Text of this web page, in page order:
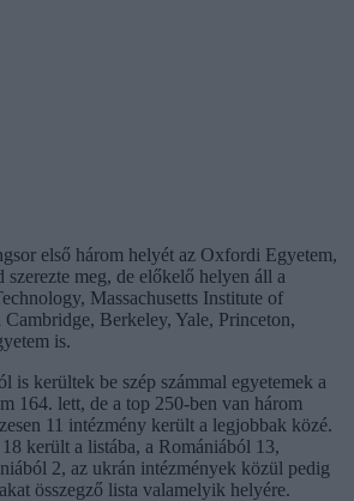
első három helyét az Oxfordi Egyetem,
szerezte meg, de előkelő helyen áll a
Massachusetts Institute of
Berkeley, Yale, Princeton,
is.
is kerültek be szép számmal egyetemek a
164. lett, de a top 250-ben van három
11 intézmény került a legjobbak közé.
került a listába, a Romániából 13,
2, az ukrán intézmények közül pedig
összegző lista valamelyik helyére.